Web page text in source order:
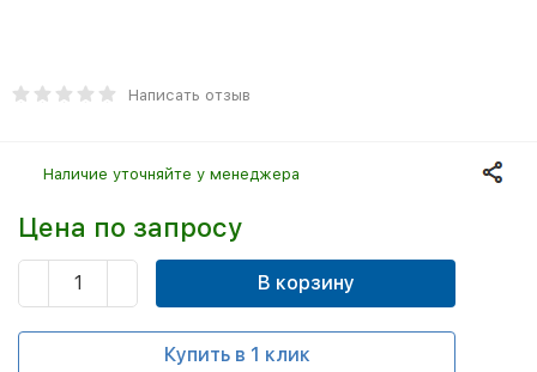
Написать отзыв
Наличие уточняйте у менеджера
Цена по запросу
В корзину
Купить в 1 клик